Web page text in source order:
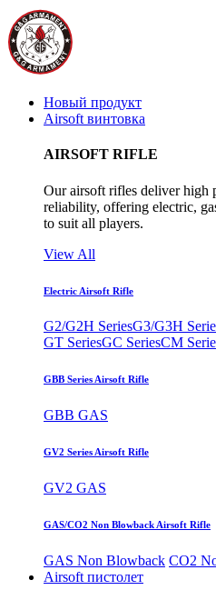
Новый продукт
Airsoft винтовка
AIRSOFT RIFLE
Our airsoft rifles deliver high
reliability, offering electric,
to suit all players.
View All
Electric Airsoft Rifle
G2/G2H SeriesG3/G3H
GT SeriesGC SeriesCM
GBB Series Airsoft Rifle
GBB GAS
GV2 Series Airsoft Rifle
GV2 GAS
GAS/CO2 Non Blowback Airsoft Rifle
GAS Non Blowback CO2
Airsoft пистолет